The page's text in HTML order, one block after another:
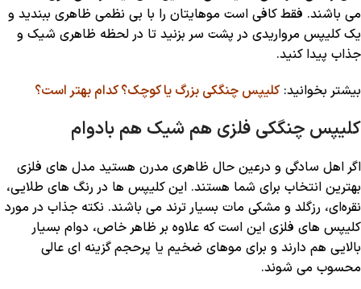
می باشند. فقط کافی است موهایتان را با بی‌ نظمی ظاهری ببندید و
یک کلیپس مرواریدی در پشت سر بزنید تا در لحظه ظاهری شیک و
جذاب پیدا کنید.
بیشتر بخوانید:کلیپس چنگکی بزرگ یا کوچک؟ کدام بهتر است؟
کلیپس چنگکی فلزی هم شیک هم بادوام
اگر اهل سادگی و درعین ‌حال ظاهری مدرن هستید مدل‌ های فلزی
بهترین انتخاب برای شما هستند. این کلیپس ‌ها در رنگ ‌های طلایی،
نقره‌ای، رزگلد و مشکی مات بسیار ترند می باشند. نکته جذاب در مورد
کلیپس ‌های فلزی این است که علاوه بر ظاهر خاص، دوام بسیار
بالایی هم دارند و برای موهای ضخیم یا پرحجم گزینه ‌ای عالی
محسوب می ‌شوند.